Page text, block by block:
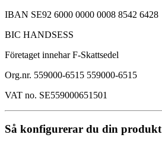
IBAN SE92 6000 0000 0008 8542 6428
BIC HANDSESS
Företaget innehar F-Skattsedel
Org.nr. 559000-6515 559000-6515
VAT no. SE559000651501
Så konfigurerar du din produkt